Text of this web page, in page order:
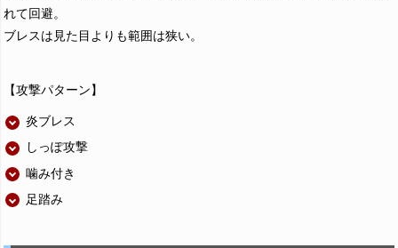
れて回避。
ブレスは見た目よりも範囲は狭い。
【攻撃パターン】
炎ブレス
しっぽ攻撃
噛み付き
足踏み